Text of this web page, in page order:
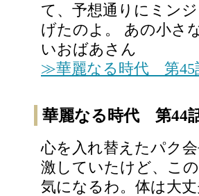
て、予想通りにミン
げたのよ。 あの小さ
いおばあさん
≫華麗なる時代 第45
華麗なる時代 第44
心を入れ替えたパク
激していたけど、こ
気になるわ。体は大